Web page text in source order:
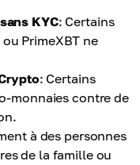
KYC: Certains
PrimeXBT ne
: Certains
monnaies contre de
à des personnes
de la famille ou